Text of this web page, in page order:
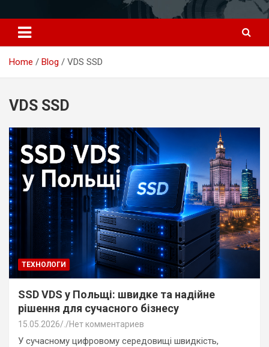
к
содержимому
Home Blog VDS SSD
VDS SSD
ТЕХНОЛОГИ
SSD VDS у Польщі: швидке та надійне
рішення для сучасного бізнесу
15.05.2026 Нет комментариев
У сучасному цифровому середовищі швидкість,